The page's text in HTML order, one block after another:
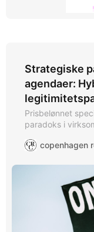
Strategiske
agendaer:
Prisbelønnet
paradoks i
at mindre
fremtidens